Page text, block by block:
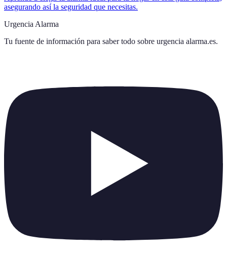
asegurando así la seguridad que necesitas.
Urgencia Alarma
Tu fuente de información para saber todo sobre urgencia alarma.es.